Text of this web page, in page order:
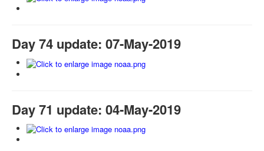
Day 74 update: 07-May-2019
Day 71 update: 04-May-2019